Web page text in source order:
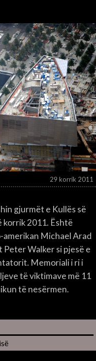
29 korrik 2011
gjurmët e Kullës së
2011. Është
Michael Arad
Walker si pjesë e
Memoriali i ri i
të viktimave më 11
të nesërmen.